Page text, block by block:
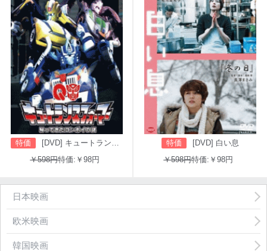
特価
[DVD] キュートランスフォーマー 帰ってきたコンボイの謎
￥598円特価:￥98円
特価
[DVD] 白い息
￥598円特価:￥98円
日本映画
欧米映画
韓国映画